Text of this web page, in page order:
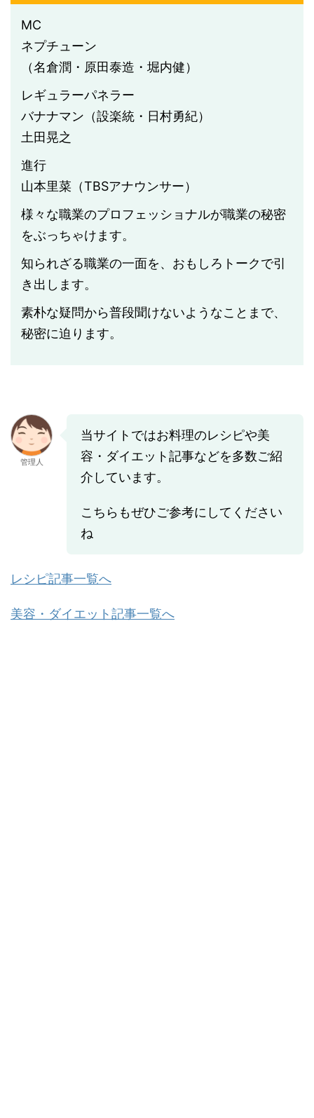
MC
ネプチューン
（名倉潤・原田泰造・堀内健）
レギュラーパネラー
バナナマン（設楽統・日村勇紀）
土田晃之
進行
山本里菜（TBSアナウンサー）
様々な職業のプロフェッショナルが職業の秘密
をぶっちゃけます。
知られざる職業の一面を、おもしろトークで引
き出します。
素朴な疑問から普段聞けないようなことまで、
秘密に迫ります。
管理人
当サイトではお料理のレシピや美
容・ダイエット記事などを多数ご紹
介しています。
こちらもぜひご参考にしてください
ね
レシピ記事一覧へ
美容・ダイエット記事一覧へ